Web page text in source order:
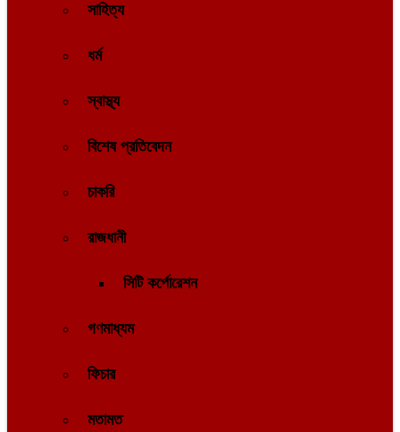
সাহিত্য
ধর্ম
স্বাস্থ্য
বিশেষ প্রতিবেদন
চাকরি
রাজধানী
সিটি কর্পোরেশন
গণমাধ্যম
ফিচার
মতামত